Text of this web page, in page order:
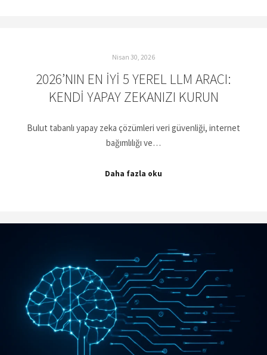
Nisan 30, 2026
2026’NIN EN İYI 5 YEREL LLM ARACI:
KENDI YAPAY ZEKANIZI KURUN
Bulut tabanlı yapay zeka çözümleri veri güvenliği, internet
bağımlılığı ve…
Daha fazla oku